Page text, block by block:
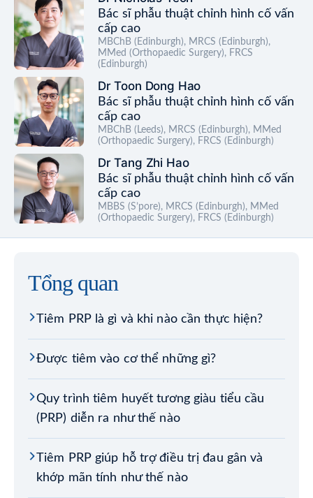
Bác sĩ phẫu thuật chỉnh hình cố vấn
cấp cao
MBChB (Edinburgh), MRCS (Edinburgh),
MMed (Orthopaedic Surgery), FRCS
(Edinburgh)
Dr Toon Dong Hao
Bác sĩ phẫu thuật chỉnh hình cố vấn
cấp cao
MBChB (Leeds), MRCS (Edinburgh), MMed
(Orthopaedic Surgery), FRCS (Edinburgh)
Dr Tang Zhi Hao
Bác sĩ phẫu thuật chỉnh hình cố vấn
cấp cao
MBBS (S’pore), MRCS (Edinburgh), MMed
(Orthopaedic Surgery), FRCS (Edinburgh)
Tổng quan
Tiêm PRP là gì và khi nào cần thực hiện?
Được tiêm vào cơ thể những gì?
Quy trình tiêm huyết tương giàu tiểu cầu
(PRP) diễn ra như thế nào
Tiêm PRP giúp hỗ trợ điều trị đau gân và
khớp mãn tính như thế nào